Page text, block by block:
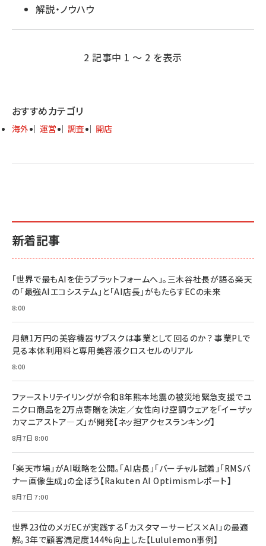
解説・ノウハウ
2 記事中 1 ～ 2 を表示
おすすめカテゴリ
海外 運営 調査 開店
新着記事
「世界で最もAIを使うプラットフォームへ」。三木谷社長が語る楽天
の「最強AIエコシステム」と「AI店長」がもたらすECの未来
8:00
月額1万円の美容機器サブスクは事業として回るのか？ 事業PLで
見る本体利用料と専用美容液クロスセルのリアル
8:00
ファーストリテイリングが令和8年熊本地震の被災地緊急支援でユ
ニクロ商品を2万点寄贈を決定／女性向け空調ウェアを「イーザッ
カマニアストア―ズ」が開発【ネッ担アクセスランキング】
8月7日 8:00
「楽天市場」がAI戦略を公開。「AI店長」「バーチャル試着」「RMSバ
ナー画像生成」の全ぼう【Rakuten AI Optimismレポート】
8月7日 7:00
世界23位のメガECが実践する「カスタマーサービス×AI」の最適
解。3年で顧客満足度144%向上した【Lululemon事例】